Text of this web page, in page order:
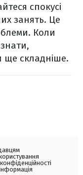
спокусі
занять. Це
Коли
ще складніше.